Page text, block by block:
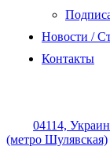
Новости /
Контакты
04114,
(метро Шулявская)